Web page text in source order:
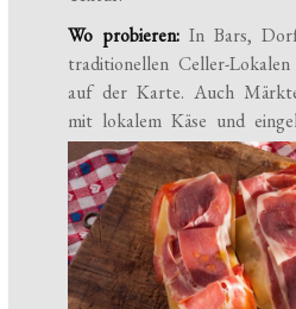
Wo probieren: In Bars,
traditionellen Celler-
auf der Karte. Auch
mit lokalem Käse und